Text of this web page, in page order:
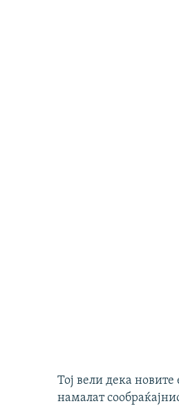
Тој вели дека
намалат